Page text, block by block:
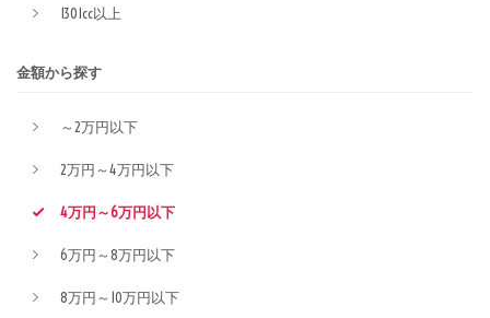
1301cc以上
金額から探す
～2万円以下
2万円～4万円以下
4万円～6万円以下
6万円～8万円以下
8万円～10万円以下